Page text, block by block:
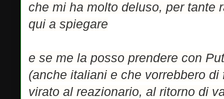
che mi ha molto deluso, per tante
qui a spiegare
e se me la posso prendere con
(anche italiani e che vorrebbero
virato al reazionario, al ritorno di